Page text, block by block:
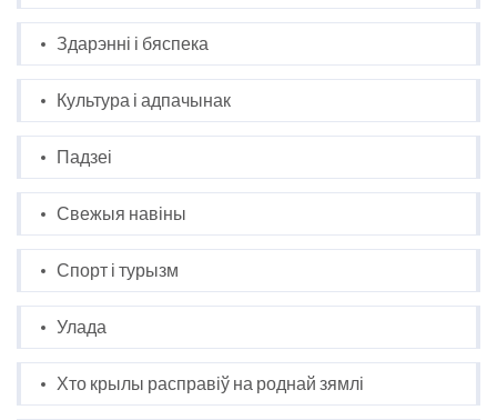
Здарэнні і бяспека
Культура і адпачынак
Падзеі
Свежыя навіны
Спорт і турызм
Улада
Хто крылы расправіў на роднай зямлі